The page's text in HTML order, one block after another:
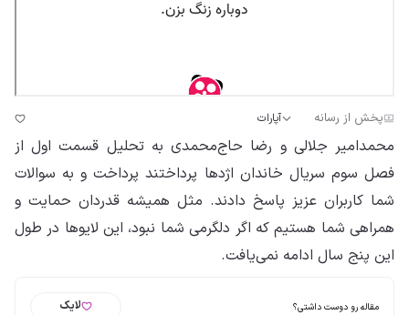
پخش از رسانه آپارات
محمدامیر جلالی و رضا حاج‌محمدی به تحلیل قسمت اول از
فصل سوم سریال خاندان اژدها پرداختند پرداخت و به سوالات
شما کاربران عزیز پاسخ دادند. مثل همیشه قدردان حمایت و
همراهی شما هستیم که اگر دلگرمی شما نبود، این لایو‌ها در طول
این پنج سال ادامه نمی‌یافت.
مقاله رو دوست داشتی؟ لایک